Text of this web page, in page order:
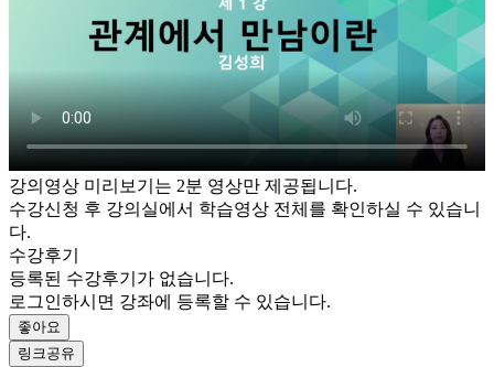
강의영상 미리보기는 2분 영상만 제공됩니다.
수강신청 후 강의실에서 학습영상 전체를 확인하실 수 있습니
다.
수강후기
등록된 수강후기가 없습니다.
로그인하시면 강좌에 등록할 수 있습니다.
좋아요
링크공유